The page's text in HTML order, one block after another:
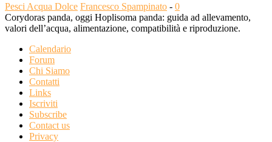
Pesci Acqua Dolce Francesco Spampinato - 0
Corydoras panda, oggi Hoplisoma panda: guida ad allevamento,
valori dell’acqua, alimentazione, compatibilità e riproduzione.
Calendario
Forum
Chi Siamo
Contatti
Links
Iscriviti
Subscribe
Contact us
Privacy